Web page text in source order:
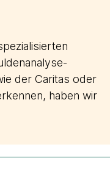
der Caritas oder
haben wir